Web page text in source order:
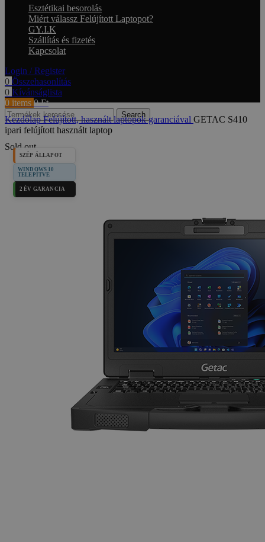
Esztétikai besorolás
Miért válassz Felújított Laptopot?
GY.I.K
Szállítás és fizetés
Kapcsolat
Login / Register
0 Összehasonlítás
0 Kívánságlista
0 items 0Ft
Search
KezdőlapFelújított, használt laptopok garanciával GETAC S410
ipari felújított használt laptop
Sold out
SZÉP ÁLLAPOT
WINDOWS 10
TELEPÍTVE
2 ÉV GARANCIA